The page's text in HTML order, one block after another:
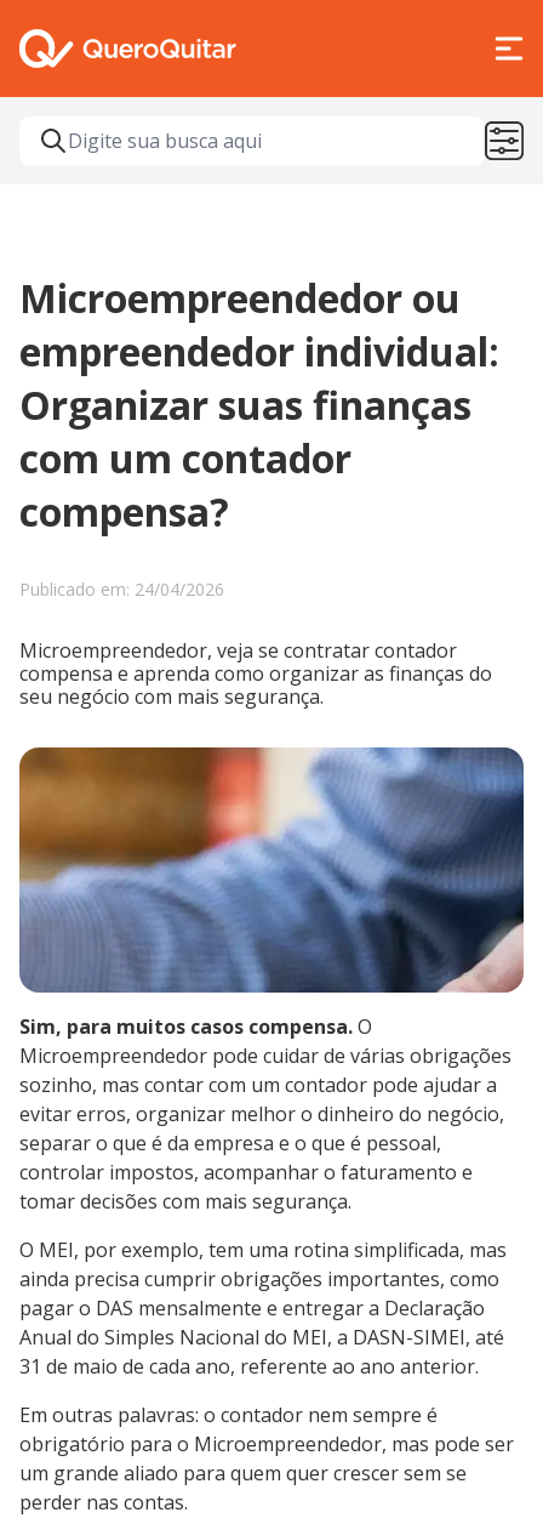
Microempreendedor ou
empreendedor individual:
Organizar suas finanças
com um contador
compensa?
Publicado em: 24/04/2026
Microempreendedor, veja se contratar contador
compensa e aprenda como organizar as finanças do
seu negócio com mais segurança.
Sim, para muitos casos compensa.O
Microempreendedor pode cuidar de várias obrigações
sozinho, mas contar com um contador pode ajudar a
evitar erros, organizar melhor o dinheiro do negócio,
separar o que é da empresa e o que é pessoal,
controlar impostos, acompanhar o faturamento e
tomar decisões com mais segurança.
O MEI, por exemplo, tem uma rotina simplificada, mas
ainda precisa cumprir obrigações importantes, como
pagar o DAS mensalmente e entregar a Declaração
Anual do Simples Nacional do MEI, a DASN-SIMEI, até
31 de maio de cada ano, referente ao ano anterior.
Em outras palavras: o contador nem sempre é
obrigatório para o Microempreendedor, mas pode ser
um grande aliado para quem quer crescer sem se
perder nas contas.